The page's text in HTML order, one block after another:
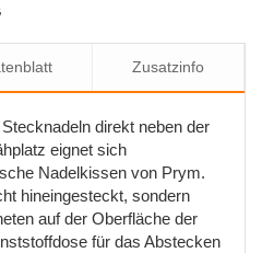
Zusatzinfo
direkt neben der
eignet sich
Nadelkissen von Prym.
hineingesteckt, sondern
auf der Oberfläche der
für das Abstecken